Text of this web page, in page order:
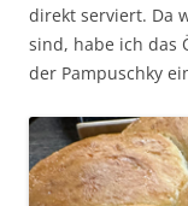
direkt serviert. Da
sind, habe ich das
der Pampuschky